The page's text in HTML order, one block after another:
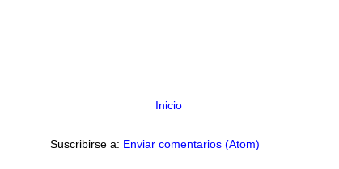
Inicio
Suscribirse a: Enviar comentarios (Atom)